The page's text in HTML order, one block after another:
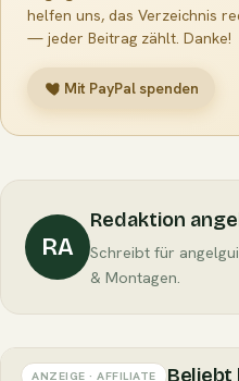
helfen uns, das Verzeichnis
— jeder Beitrag zählt. Danke!
Mit PayPal spenden
RA
Redaktion
Schreibt für
& Montagen.
ANZEIGE · AFFILIATE Beliebt